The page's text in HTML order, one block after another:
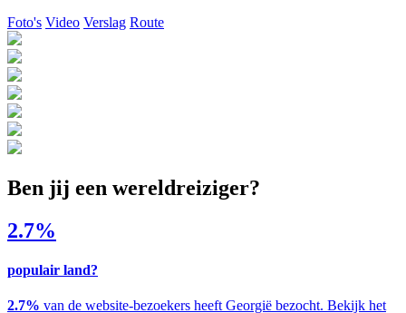
Foto's Video Verslag Route
Ben jij een wereldreiziger?
2.7%
populair land?
2.7% van de website-bezoekers heeft Georgië bezocht. Bekijk het